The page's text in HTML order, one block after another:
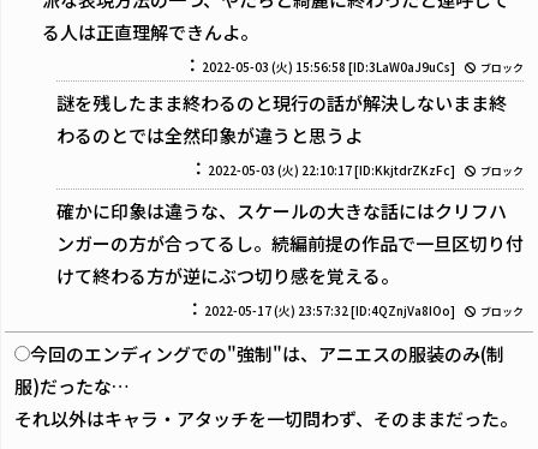
る人は正直理解できんよ。
： 2022-05-03 (火) 15:56:58 [ID:3LaW0aJ9uCs] ブロック
謎を残したまま終わるのと現行の話が解決しないまま終
わるのとでは全然印象が違うと思うよ
： 2022-05-03 (火) 22:10:17[ID:KkjtdrZKzFc] ブロック
確かに印象は違うな、スケールの大きな話にはクリフハ
ンガーの方が合ってるし。続編前提の作品で一旦区切り付
けて終わる方が逆にぶつ切り感を覚える。
： 2022-05-17 (火) 23:57:32[ID:4QZnjVa8IOo] ブロック
今回のエンディングでの"強制"は、アニエスの服装のみ(制
服)だったな…
それ以外はキャラ・アタッチを一切問わず、そのままだった。